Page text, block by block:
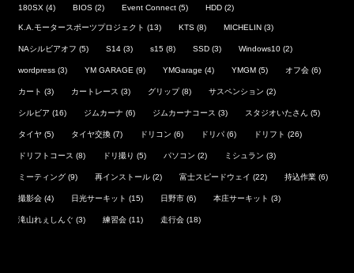
180SX (4) BIOS (2) Event Connect (5) HDD (2)
K.A.モータースポーツプロジェクト (13) KTS (8) MICHELIN (3)
NAシルビアオフ (5) S14 (3) s15 (8) SSD (3) Windows10 (2)
wordpress (3) YM GARAGE (9) YMGarage (4) YMGM (5) オフ会 (6)
カート (3) カートレース (3) グリップ(8) サスペンション (2)
シルビア (16) ジムカーナ (6) ジムカーナコース (3) スタジオいたさん (5)
タイヤ (5) タイヤ交換 (7) ドリコン (6) ドリパ (6) ドリフト (26)
ドリフトコース (8) ドリ撮り (5) パソコン (2) ミシュラン (3)
ミーティング (9) 再インストール (2) 富士スピードウェイ (22) 持込作業 (6)
撮影会 (4) 日光サーキット (15) 日野市 (6) 本庄サーキット (3)
滝山れぇしんぐ (3) 練習会 (11) 走行会 (18)